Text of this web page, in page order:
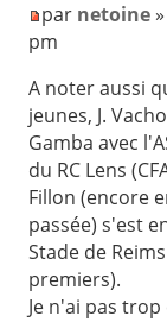
par netoine
pm
A noter aussi
jeunes, J.
Gamba avec
du RC Lens
Fillon (encore
passée) s'est
Stade de
premiers).
Je n'ai pas